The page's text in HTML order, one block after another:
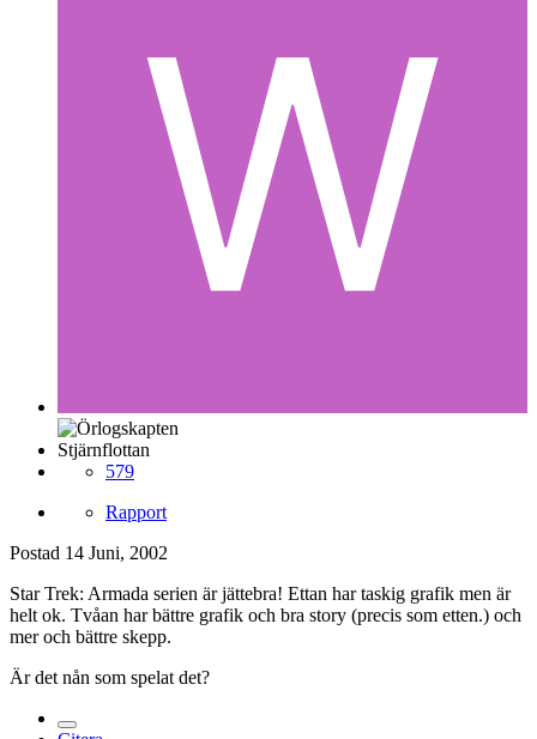
Stjärnflottan
579
Rapport
Postad 14 Juni, 2002
Star Trek: Armada serien är jättebra! Ettan har taskig grafik men är
helt ok. Tvåan har bättre grafik och bra story (precis som etten.) och
mer och bättre skepp.
Är det nån som spelat det?